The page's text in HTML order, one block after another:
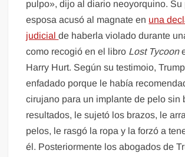
pulpo», dijo al diario neoyorquino. Su
esposa acusó al magnate en una
judicialde haberla violado durante
como recogió en el libro Lost Tycoon
Harry Hurt. Según su testimoio,
enfadado porque le había
cirujano para un implante de pelo sin
resultados, le sujetó los brazos, le
pelos, le rasgó la ropa y la forzó a
él. Posteriormente los abogados de